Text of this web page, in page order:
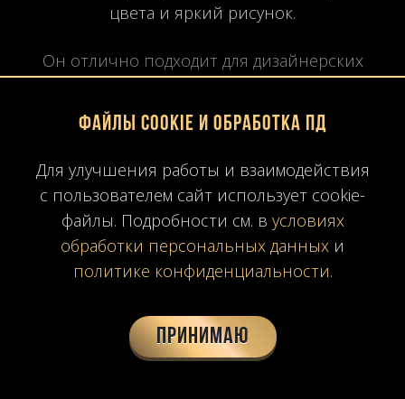
цвета и яркий рисунок.
Он отлично подходит для дизайнерских
Слэб — это большая плита натурального
камня.
Размеры могут достигать:
2–3 метров по длине
1,5–2 метров по высоте
Файлы Cookie и обработка ПД
Для улучшения работы и взаимодействия
с пользователем сайт использует cookie-
файлы. Подробности см. в условиях
обработки персональных данных и
политике конфиденциальности.
Принимаю